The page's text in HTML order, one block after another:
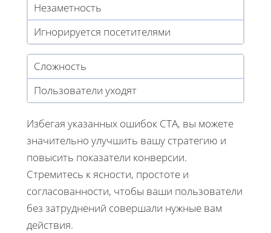
Незаметность
Игнорируется посетителями
Сложность
Пользователи уходят
Избегая указанных ошибок CTA, вы можете
значительно улучшить вашу стратегию и
повысить показатели конверсии.
Стремитесь к ясности, простоте и
согласованности, чтобы ваши пользователи
без затруднений совершали нужные вам
действия.